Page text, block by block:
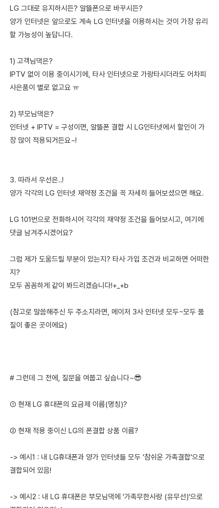
LG 그대로 유지하시든? 알뜰폰으로 바꾸시든?
양가 인터넷은 앞으로도 계속 LG 인터넷을 이용하시는 것이 가장 유리
할 가능성이 높답니다.
1) 고객님댁은?
IPTV 없이 이용 중이시기에, 타사 인터넷으로 가랑타시더라도 어차피
사은품이 별로 없고요 ㅠ
2) 부모님댁은?
인터넷 + IPTV = 구성이면, 알뜰폰 결합 시 LG인터넷에서 할인이 가
장 많이 적용되거든요~!
3. 따라서 우선은..!
양가 각각의 LG 인터넷 재약정 조건을 꼭 자세히 들어보셨으면 해요.
LG 101번으로 전화하시어 각각의 재약정 조건을 들어보시고, 여기에
댓글 남겨주시겠어요?
그럼 제가 도움드릴 부분이 있는지? 타사 가입 조건과 비교하면 어떠한
지?
모두 꼼꼼하게 같이 봐드리겠습니다!+_+b
(참고로 말씀해주신 두 주소지라면, 메이저 3사 인터넷 모두~모두 품
질이 좋은 곳이에요)
# 그런데 그 전에, 질문을 여쭙고 싶습니다~😎
① 현재 LG 휴대폰의 요금제 이름(명칭)?
② 현재 적용 중이신 LG의 폰결합 상품 이름?
-> 예시1 : 내 LG휴대폰과 양가 인터넷들 모두 '참쉬운 가족결합'으로
결합되어 있음!
-> 예시2 : 내 LG 휴대폰은 부모님댁에 '가족무한사랑 (유무선)'으로